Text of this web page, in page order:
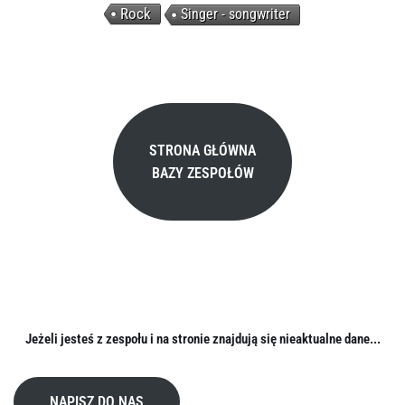
Rock Singer - songwriter
STRONA GŁÓWNA
BAZY ZESPOŁÓW
Jeżeli jesteś z zespołu i na stronie znajdują się nieaktualne dane...